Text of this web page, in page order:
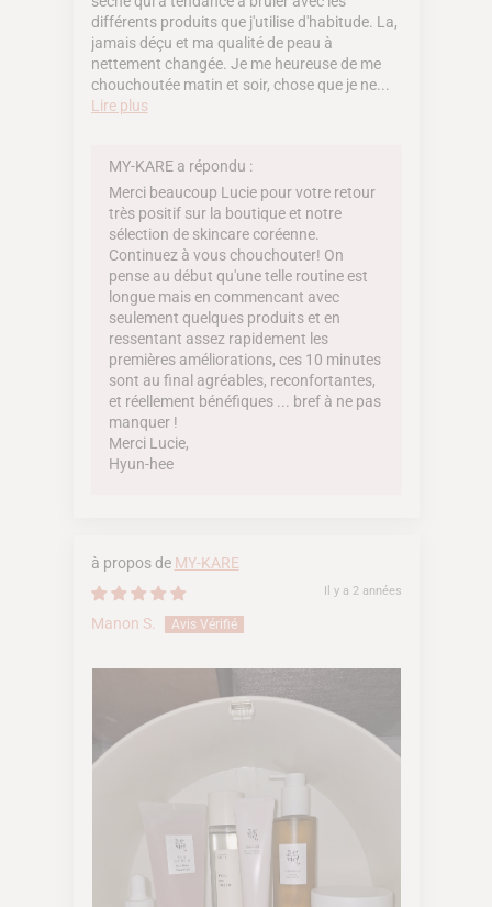
différents produits que j'utilise d'habitude. La,
jamais déçu et ma qualité de peau à
nettement changée. Je me heureuse de me
chouchoutée matin et soir, chose que je ne...
Lire plus
MY-KARE a répondu :
Merci beaucoup Lucie pour votre retour
très positif sur la boutique et notre
sélection de skincare coréenne.
Continuez à vous chouchouter! On
pense au début qu'une telle routine est
longue mais en commencant avec
seulement quelques produits et en
ressentant assez rapidement les
premières améliorations, ces 10 minutes
sont au final agréables, reconfortantes,
et réellement bénéfiques ... bref à ne pas
manquer !
Merci Lucie,
Hyun-hee
MY-KARE
Il y a 2 années
Manon S.